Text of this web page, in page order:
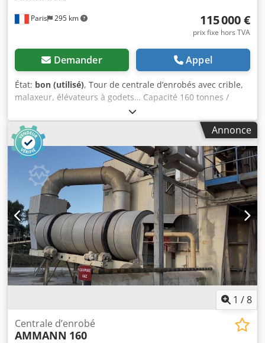
Paris 295 km 115 000 €
prix fixe hors TVA
Demander Appel
État: bon (utilisé), Tour de centrale d’enrobés avec crible,
malaxeur, élévateurs à godets… Capacité 160 tonnes /
heure Dsdpfxoy Hf Duo Ahkskr
Annonce
1 /8
Centrale d’enrobé
AMMANN 160